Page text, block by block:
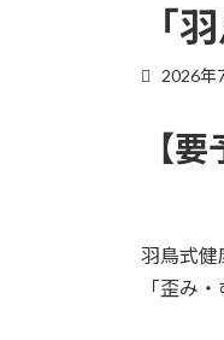
「
2026年
【
羽鳥式健
「歪み